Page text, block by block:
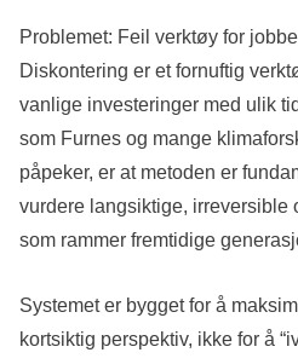
Problemet: Feil verktøy for
Diskontering er et fornuftig
vanlige investeringer med ulik
som Furnes og mange
påpeker, er at metoden er
vurdere langsiktige, irreversible
som rammer fremtidige
Systemet er bygget for å
kortsiktig perspektiv, ikke for å